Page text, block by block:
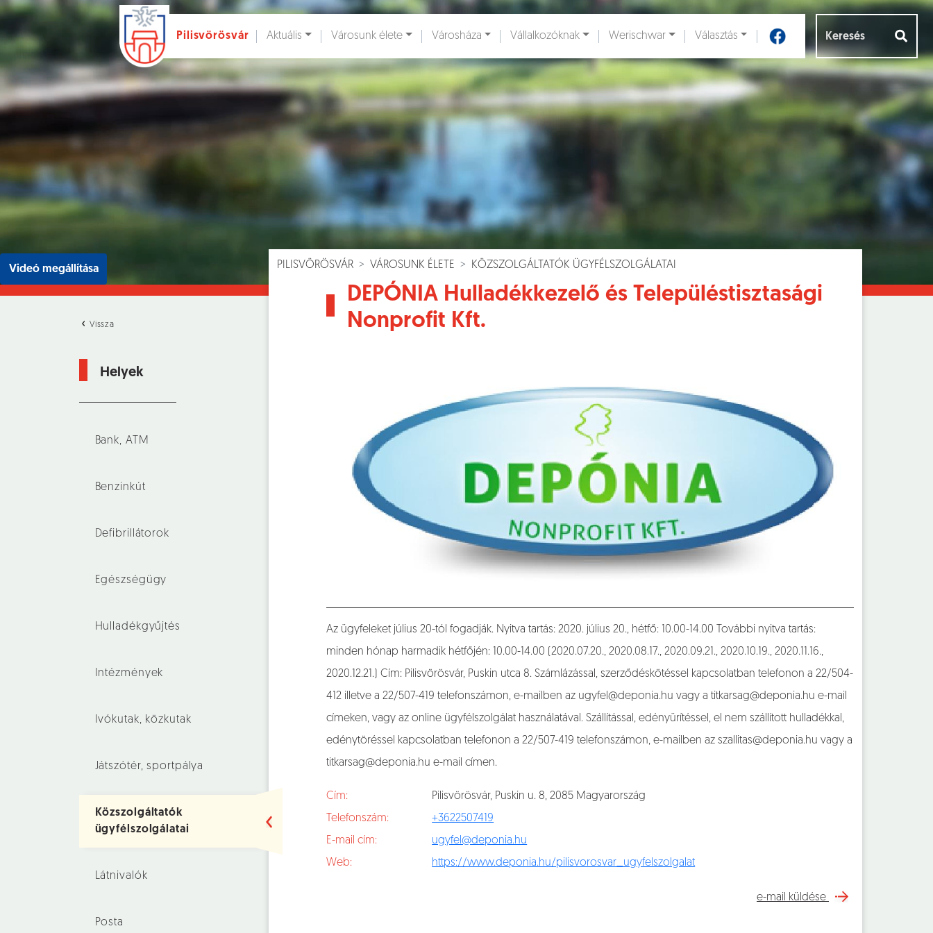
Ugrás a fő tartalomhoz
Pilisvörösvár Aktuális Városunk élete Városháza Vállalkozóknak Werischwar Választás
Videó megállítása
Vissza
Helyek
Bank, ATM
Benzinkút
Defibrillátorok
Egészségügy
Hulladékgyűjtés
Intézmények
Ivókutak, közkutak
Játszótér, sportpálya
Közszolgáltatók
ügyfélszolgálatai
Látnivalók
Posta
PILISVÖRÖSVÁR VÁROSUNK ÉLETE KÖZSZOLGÁLTATÓK ÜGYFÉLSZOLGÁLATAI
DEPÓNIA Hulladékkezelő és Településtisztasági
Nonprofit Kft.
Az ügyfeleket július 20-tól fogadják. Nyitva tartás: 2020. július 20., hétfő: 10.00-14.00 További nyitva tartás:
minden hónap harmadik hétfőjén: 10.00-14.00 (2020.07.20., 2020.08.17., 2020.09.21., 2020.10.19., 2020.11.16.,
2020.12.21.) Cím: Pilisvörösvár, Puskin utca 8. Számlázással, szerződéskötéssel kapcsolatban telefonon a 22/504-
412 illetve a 22/507-419 telefonszámon, e-mailben az ugyfel@deponia.hu vagy a titkarsag@deponia.hu e-mail
címeken, vagy az online ügyfélszolgálat használatával. Szállítással, edényürítéssel, el nem szállított hulladékkal,
edénytöréssel kapcsolatban telefonon a 22/507-419 telefonszámon, e-mailben az szallitas@deponia.hu vagy a
titkarsag@deponia.hu e-mail címen.
Cím:
Pilisvörösvár, Puskin u. 8, 2085 Magyarország
Telefonszám:
+3622507419
E-mail cím:
ugyfel@deponia.hu
Web:
https://www.deponia.hu/pilisvorosvar_ugyfelszolgalat
e-mail küldése
Események [